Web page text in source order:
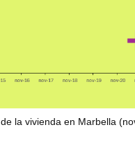
la vivienda en Marbella